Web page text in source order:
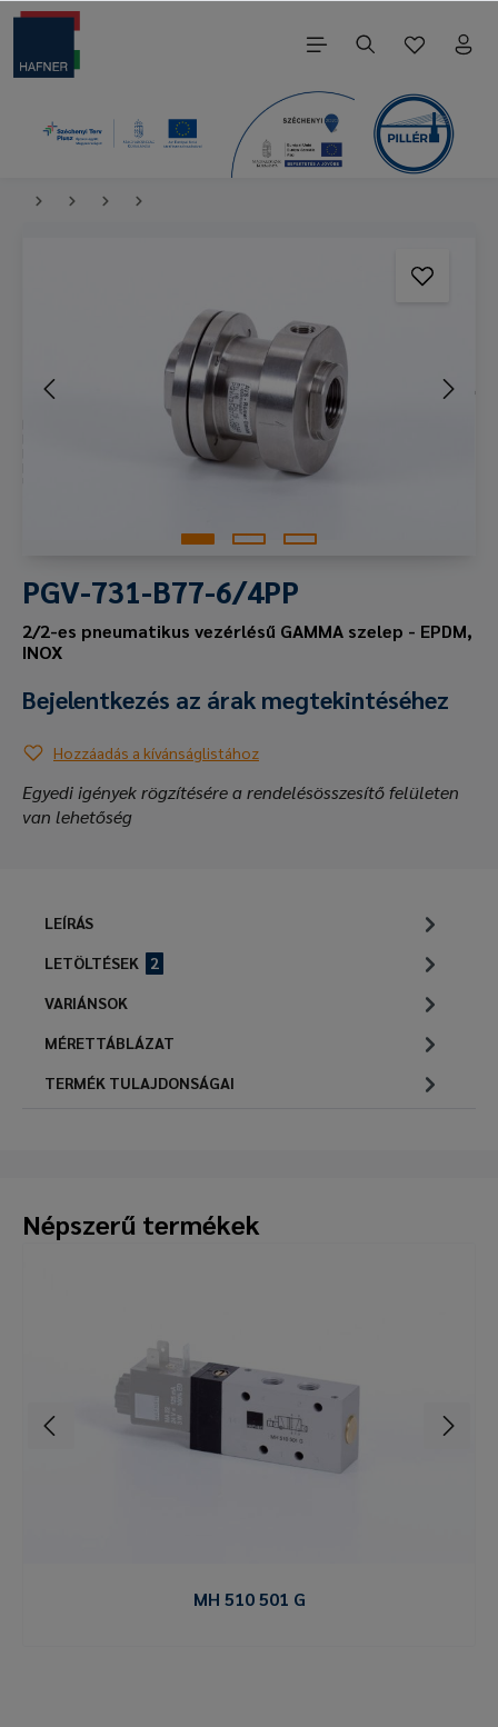
PGV-731-B77-6/4PP
2/2-es pneumatikus vezérlésű GAMMA szelep - EPDM,
INOX
Bejelentkezés az árak megtekintéséhez
Hozzáadás a kívánságlistához
Egyedi igények rögzítésére a rendelésösszesítő felületen
van lehetőség
LEÍRÁS
LETÖLTÉSEK
2
VARIÁNSOK
MÉRETTÁBLÁZAT
TERMÉK TULAJDONSÁGAI
Népszerű termékek
MH 510 501 G